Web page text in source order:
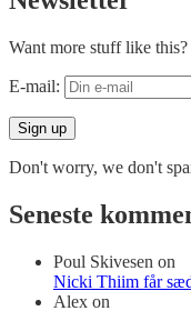
Want more stuff like this?
E-mail:
Don't worry, we don't
Seneste
Poul Skivesen on
Nicki Thiim får
Alex on